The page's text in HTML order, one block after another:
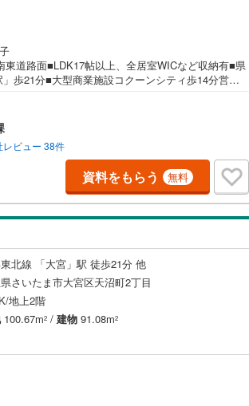
東道路面■LDK17帖以上、全居室WICなど収納有■県
歩21分■大型商業施設コクーンシティ歩14分営業
気軽にご連絡下さい！東宝ハウスライフソリュー
ス浦和 特別提携金利〔一例〕東宝ハウス浦和の
引下げプラン⇒住宅ローン金利優遇割の最大適用
1.275％の比較借入金4000万円返済期間35年の総返
年7月末実行分まで（審査・要件があります）◇TOH
心をお届け◇東宝ハウスのライフパートナーが直接
、かけつけサポート、Club Offプレミアムなど多彩な
レビュー 38件
資料をもらう 無料
北線 「大宮」駅 徒歩21分 他
さいたま市大宮区天沼町2丁目
地上2階
100.67m2 / 建物 91.08m2